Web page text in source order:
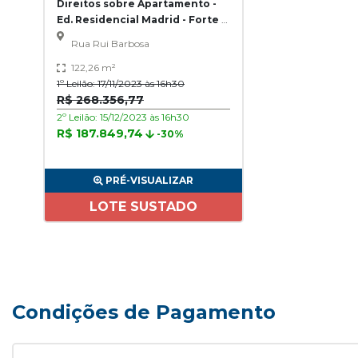
Direitos sobre Apartamento -
Ed. Residencial Madrid - Forte -
Praia Grande/SP
Rua Rui Barbosa
122,26 m²
1º Leilão: 17/11/2023 às 16h30
R$ 268.356,77
2º Leilão: 15/12/2023 às 16h30
R$ 187.849,74 -30%
PRÉ-VISUALIZAR
LOTE SUSTADO
Condições de Pagamento